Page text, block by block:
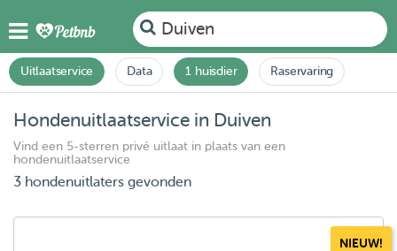
Duiven
Uitlaatservice Data 1 huisdier Raservaring
Hondenuitlaatservice in Duiven
Vind een 5-sterren privé uitlaat in plaats van een
hondenuitlaatservice
3 hondenuitlaters gevonden
NIEUW!